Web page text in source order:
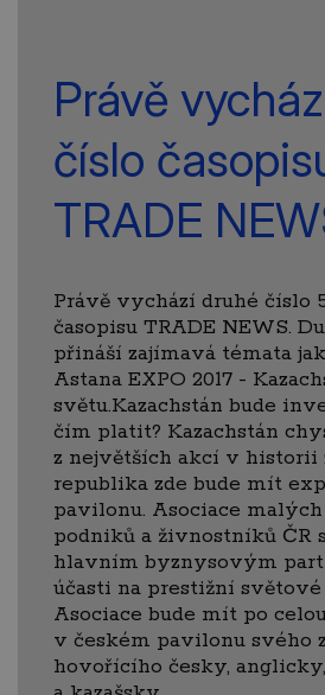
Právě
číslo
TRADE
Právě vychází druhé číslo
časopisu TRADE NEWS.
přináší zajímavá témata
Astana EXPO 2017 -
světu.Kazachstán bude
čím platit? Kazachstán
z největších akcí v historii
republika zde bude mít
pavilonu. Asociace
podniků a živnostníků ČR
hlavním byznysovým
účasti na prestižní
Asociace bude mít po
v českém pavilonu svého
hovořícího česky,